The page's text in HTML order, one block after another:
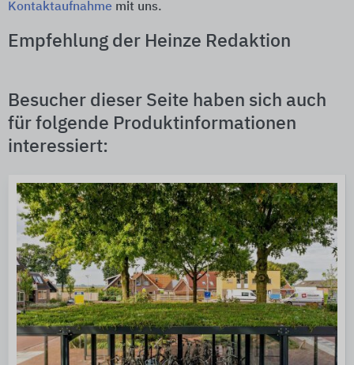
Kontaktaufnahme mit uns.
Empfehlung der Heinze Redaktion
Besucher dieser Seite haben sich auch
für folgende Produktinformationen
interessiert: